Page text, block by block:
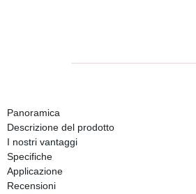
Panoramica
Descrizione del prodotto
I nostri vantaggi
Specifiche
Applicazione
Recensioni